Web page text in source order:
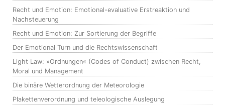
Recht und Emotion: Emotional-evaluative Erstreaktion und
Nachsteuerung
Recht und Emotion: Zur Sortierung der Begriffe
Der Emotional Turn und die Rechtswissenschaft
Light Law: »Ordnungen« (Codes of Conduct) zwischen Recht,
Moral und Management
Die binäre Wetterordnung der Meteorologie
Plakettenverordnung und teleologische Auslegung